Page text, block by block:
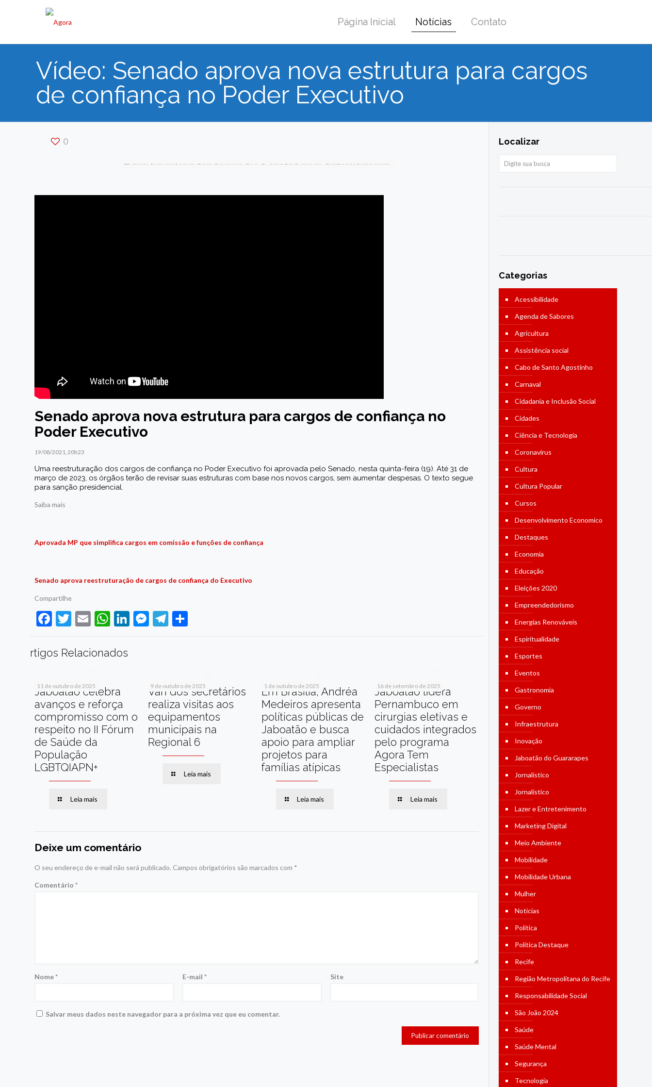
Página Inicial Notícias Contato
Vídeo: Senado aprova nova estrutura para cargos
de confiança no Poder Executivo
0
Senado aprova nova estrutura para cargos de confiança no
Poder Executivo
19/08/2021, 20h23
Uma reestruturação dos cargos de confiança no Poder Executivo foi aprovada pelo Senado, nesta quinta-feira (19). Até 31 de
março de 2023, os órgãos terão de revisar suas estruturas com base nos novos cargos, sem aumentar despesas. O texto segue
para sanção presidencial.
Saiba mais
Aprovada MP que simplifica cargos em comissão e funções de confiança
Senado aprova reestruturação de cargos de confiança do Executivo
Compartilhe
Facebook
Twitter
EmailWhatsApp
LinkedIn
Messenger
Telegram
rtigos Relacionados
11 de outubro de 2025
Jaboatão celebra
avanços e reforça
compromisso com o
respeito no II Fórum
de Saúde da
População
LGBTQIAPN+
Leia mais
9 de outubro de 2025
Van dos secretários
realiza visitas aos
equipamentos
municipais na
Regional 6
Leia mais
1 de outubro de 2025
Em Brasília, Andréa
Medeiros apresenta
políticas públicas de
Jaboatão e busca
apoio para ampliar
projetos para
famílias atípicas
Leia mais
16 de setembro de 2025
Jaboatão lidera
Pernambuco em
cirurgias eletivas e
cuidados integrados
pelo programa
Agora Tem
Especialistas
Leia mais
Deixe um comentário
O seu endereço de e-mail não será publicado. Campos obrigatórios são marcados com *
Comentário*
Nome* E-mail* Site
Salvar meus dados neste navegador para a próxima vez que eu comentar.
Localizar
Categorias
Acessibilidade
Agenda de Sabores
Agricultura
Assistência social
Cabo de Santo Agostinho
Carnaval
Cidadania e Inclusão Social
Cidades
Ciência e Tecnologia
Coronavírus
Cultura
Cultura Popular
Cursos
Desenvolvimento Economico
Destaques
Economia
Educação
Eleições 2020
Empreendedorismo
Energias Renováveis
Espiritualidade
Esportes
Eventos
Gastronomia
Governo
Infraestrutura
Inovação
Jaboatão do Guararapes
Jornalístico
Jornalístico
Lazer e Entretenimento
Marketing Digital
Meio Ambiente
Mobilidade
Mobilidade Urbana
Mulher
Notícias
Política
Política Destaque
Recife
Região Metropolitana do Recife
Responsabilidade Social
São João 2024
Saúde
Saúde Mental
Segurança
Tecnologia